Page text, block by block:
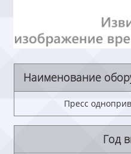
Наименование
Пресс
Год